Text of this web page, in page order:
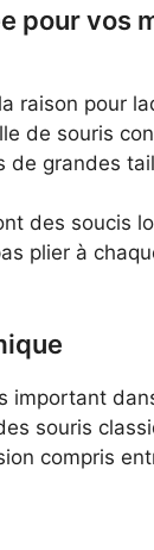
pour vos
raison pour
de souris
de grandes
des soucis
plier à
important
souris
compris